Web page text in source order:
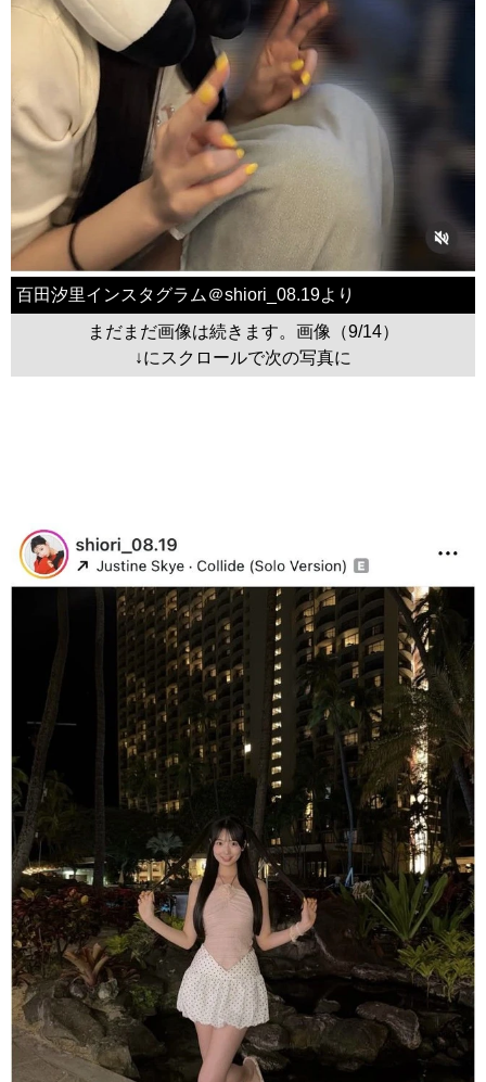
百田汐里インスタグラム＠shiori_08.19より
まだまだ画像は続きます。画像（9/14）
↓にスクロールで次の写真に